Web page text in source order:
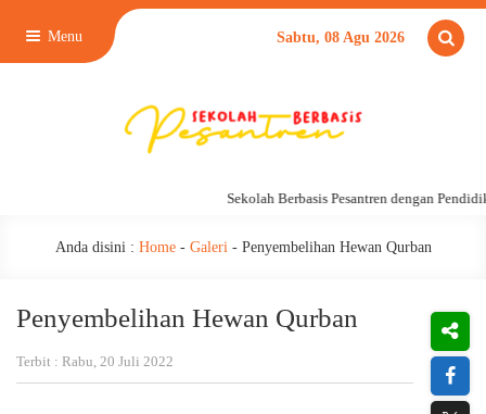
Menu Sabtu, 08 Agu 2026
Sekolah Berbasis Pesantren dengan
Anda disini : Home- Galeri- Penyembelihan Hewan Qurban
Penyembelihan Hewan Qurban
Terbit : Rabu, 20 Juli 2022